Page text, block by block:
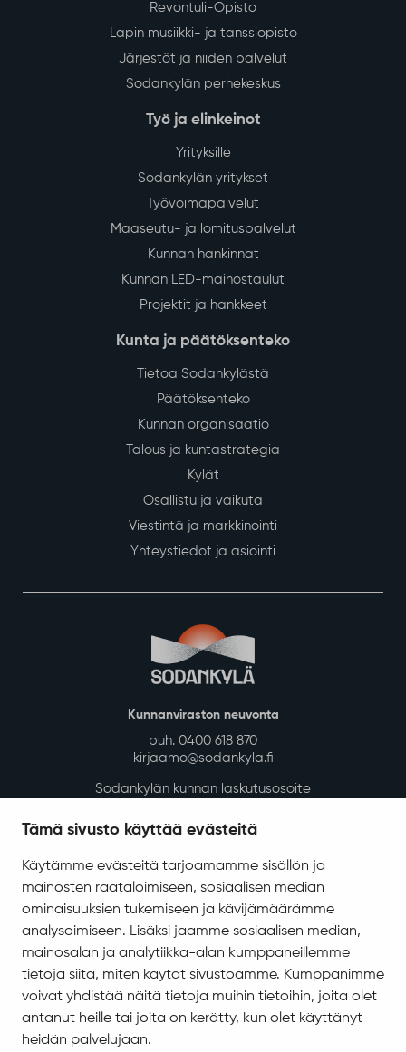
Tämä sivusto käyttää evästeitä
Käytämme evästeitä tarjoamamme sisällön ja
mainosten räätälöimiseen, sosiaalisen median
ominaisuuksien tukemiseen ja kävijämäärämme
analysoimiseen. Lisäksi jaamme sosiaalisen median,
mainosalan ja analytiikka-alan kumppaneillemme
tietoja siitä, miten käytät sivustoamme. Kumppanimme
voivat yhdistää näitä tietoja muihin tietoihin, joita olet
antanut heille tai joita on kerätty, kun olet käyttänyt
heidän palvelujaan.
Revontuli-Opisto
Lapin musiikki- ja tanssiopisto
Järjestöt ja niiden palvelut
Sodankylän perhekeskus
Työ ja elinkeinot
Yrityksille
Sodankylän yritykset
Työvoimapalvelut
Maaseutu- ja lomituspalvelut
Kunnan hankinnat
Kunnan LED-mainostaulut
Projektit ja hankkeet
Kunta ja päätöksenteko
Tietoa Sodankylästä
Päätöksenteko
Kunnan organisaatio
Talous ja kuntastrategia
Kylät
Osallistu ja vaikuta
Viestintä ja markkinointi
Yhteystiedot ja asiointi
Kunnanviraston neuvonta
puh. 0400 618 870
kirjaamo@sodankyla.fi
Sodankylän kunnan laskutusosoite
Asiakirjajulkisuuskuvaus
Evästeiden hallinta
Yhteystiedot
Jäämerentie 1, 99601 Sodankylä
Kaikki yhteystiedot
Henkilökunnan intranet